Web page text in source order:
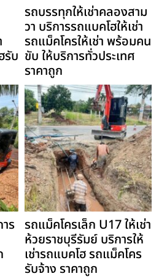
รับ
รถบรรทุกให้เช่าคลองสาม
วา บริการรถแบคโฮให้เช่า
รถแม็คโครให้เช่า พร้อมคน
ขับ ให้บริการทั่วประเทศ
ราคาถูก
ร รถแม็คโครเล็ก U17 ให้เช่า
ห้วยราชบุรีรัมย์ บริการให้
เช่ารถแบคโฮ รถแม็คโคร
รับจ้าง ราคาถูก